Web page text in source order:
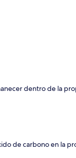
dentro de la
de carbono en la